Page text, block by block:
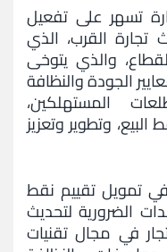
تسهر على تفعيل
تجارة القرب، الذي
والذي يتوخى
الجودة والنظافة
المستهلكين،
وتطوير وتعزيز
تمويل تقييم نقط
الضرورية لتحديث
في مجال تقنيات